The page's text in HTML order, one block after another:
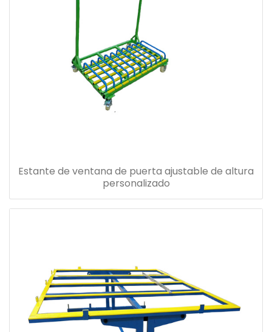
Estante de ventana de puerta ajustable de altura
personalizado